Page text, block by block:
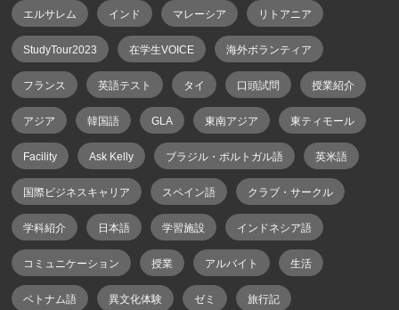
エルサレム インド マレーシア リトアニア
StudyTour2023 在学生VOICE 海外ボランティア
フランス 英語テスト タイ 口頭試問 授業紹介
アジア 韓国語 GLA 東南アジア 東ティモール
Facility Ask Kelly ブラジル・ポルトガル語 英米語
国際ビジネスキャリア スペイン語 クラブ・サークル
学科紹介 日本語 学習施設 インドネシア語
コミュニケーション 授業 アルバイト 生活
ベトナム語 異文化体験 ゼミ 旅行記